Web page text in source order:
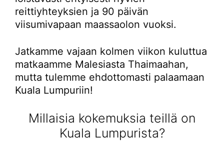
reittiyhteyksien ja 90 päivän
viisumivapaan maassaolon vuoksi.
Jatkamme vajaan kolmen viikon kuluttua
matkaamme Malesiasta Thaimaahan,
mutta tulemme ehdottomasti palaamaan
Kuala Lumpuriin!
Millaisia kokemuksia teillä on
Kuala Lumpurista?